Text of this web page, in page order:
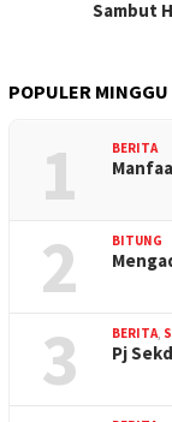
Sambut
POPULER
1 BERITA
2 BITUNG
3 BERITA,
Pj